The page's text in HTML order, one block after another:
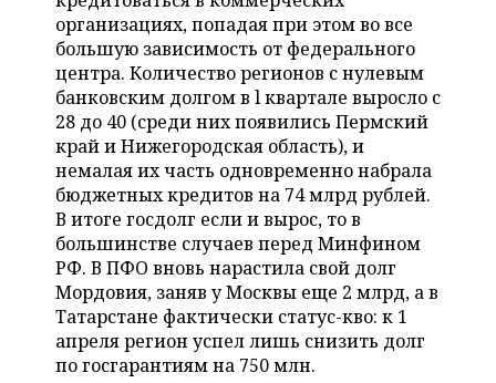
ЭНЕРГЕТИКА
УСЛУГИ
МЕДИА
ТЕЛЕКОММУНИКАЦИИ
ВЫЕЗДНАЯ РЕДАКЦИЯ
БИЗНЕС-БРАНЧИ
ONLINE-КОНФЕРЕНЦИИ
ОТКРЫТАЯ ЛЕКЦИЯ
НОВОСТИ СПОРТА
ФУТБОЛ
ХОККЕЙ
БАСКЕТБОЛ
ВОЛЕЙБОЛ
КИБЕРСПОРТ
ФИГУРНОЕ КАТАНИЕ
ВОДНЫЕ ВИДЫ СПОРТА
ОБЩЕСТВО
НОВОСТИ ОБЩЕСТВА
ВЛАСТЬ
ИНФРАСТРУКТУРА
ИСТОРИЯ
КУЛЬТУРА
МЕДИЦИНА
ОБРАЗОВАНИЕ
ФОТОГАЛЕРЕЯ
СЮЖЕТЫ
СПРАВОЧНИК
СПИСОК ПЕРСОН
СПИСОК КОМПАНИЙ
ПОЛНАЯ ВЕРСИЯ
организациях, попадая при этом во все
большую зависимость от федерального
центра. Количество регионов с нулевым
банковским долгом в l квартале выросло с
28 до 40 (среди них появились Пермский
край и Нижегородская область), и
немалая их часть одновременно набрала
бюджетных кредитов на 74 млрд рублей.
В итоге госдолг если и вырос, то в
большинстве случаев перед Минфином
РФ. В ПФО вновь нарастила свой долг
Мордовия, заняв у Москвы еще 2 млрд, а в
Татарстане фактически статус-кво: к 1
апреля регион успел лишь снизить долг
по госгарантиям на 750 млн.